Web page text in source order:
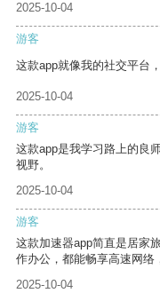
2025-10-04
游客
这款app就像我的社交平台
2025-10-04
游客
这款app是我学习路上的良
视野。
2025-10-04
游客
这款加速器app简直是居家
作办公，都能畅享高速网络
2025-10-04